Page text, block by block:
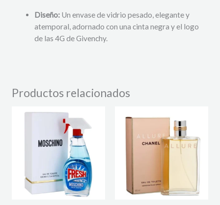
Diseño: Un envase de vidrio pesado, elegante y
atemporal, adornado con una cinta negra y el logo
de las 4G de Givenchy.
Productos relacionados